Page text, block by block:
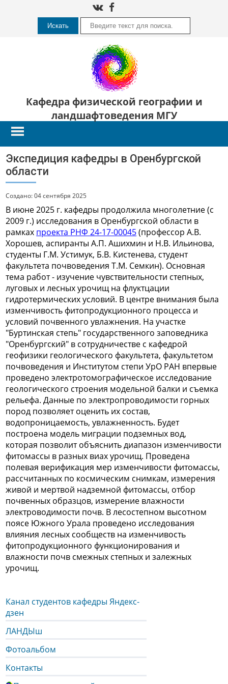
Искать
Кафедра физической географии и
ландшафтоведения МГУ
Экспедиция кафедры в Оренбургской
области
Создано: 04 сентября 2025
В июне 2025 г. кафедры продолжила многолетние (с
2009 г.) исследования в Оренбургской области в
рамках проекта РНФ 24-17-00045(профессор А.В.
Хорошев, аспиранты А.П. Ашихмин и Н.В. Ильинова,
студенты Г.М. Устимук, Б.В. Кистенева, студент
факультета почвоведения Т.М. Семкин). Основная
тема работ - изучение чувствительности степных,
луговых и лесных урочищ на флуктцации
гидротермических условий. В центре внимания была
изменчивость фитопродукционного процесса и
условий почвенного увлажнения. На участке
"Буртинская степь" государственного заповедника
"Оренбургский" в сотрудничестве с кафедрой
геофизики геологического факультета, факультетом
почвоведения и Институтом степи УрО РАН впервые
проведено электротомографическое исследование
геологического строения модельной балки и съемка
рельефа. Данные по электропроводимости горных
пород позволяет оценить их состав,
водопроницаемость, увлажненность. Будет
построена модель миграции подземных вод,
которая позволит объяснить диапазон изменчивости
фитомассы в разных виах урочищ. Проведена
полевая верификация мер изменчивости фитомассы,
рассчитанных по космическим снимкам, измерения
живой и мертвой надземной фитомассы, отбор
почвенных образцов, измерение влажности
электроводимости почв. В лесостепном высотном
поясе Южного Урала проведено исследования
влияния лесных сообществ на изменчивость
фитопродукционного функционирования и
влажности почв смежных степных и залежных
урочищ.
Канал студентов кафедры Яндекс-
дзен
ЛАНДЫш
Фотоальбом
Контакты